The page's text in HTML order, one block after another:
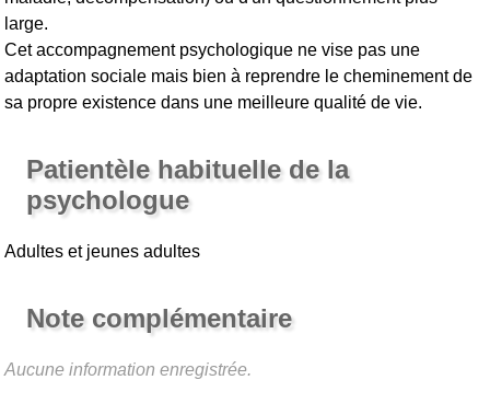
large.
Cet accompagnement psychologique ne vise pas une
adaptation sociale mais bien à reprendre le cheminement de
sa propre existence dans une meilleure qualité de vie.
Patientèle habituelle de la
psychologue
Adultes et jeunes adultes
Note complémentaire
Aucune information enregistrée.